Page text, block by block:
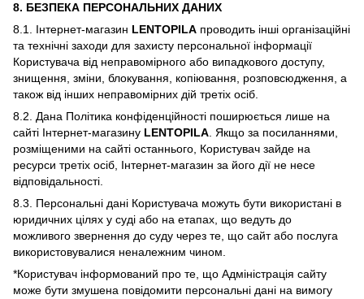
8. БЕЗПЕКА ПЕРСОНАЛЬНИХ ДАНИХ
8.1. Інтернет-магазин LENTOPILA проводить інші організаційні
та технічні заходи для захисту персональної інформації
Користувача від неправомірного або випадкового доступу,
знищення, зміни, блокування, копіювання, розповсюдження, а
також від інших неправомірних дій третіх осіб.
8.2. Дана Політика конфіденційності поширюється лише на
сайті Інтернет-магазину LENTOPILA . Якщо за посиланнями,
розміщеними на сайті останнього, Користувач зайде на
ресурси третіх осіб, Інтернет-магазин за його дії не несе
відповідальності.
8.3. Персональні дані Користувача можуть бути використані в
юридичних цілях у суді або на етапах, що ведуть до
можливого звернення до суду через те, що сайт або послуга
використовувалися неналежним чином.
*Користувач інформований про те, що Адміністрація сайту
може бути змушена повідомити персональні дані на вимогу